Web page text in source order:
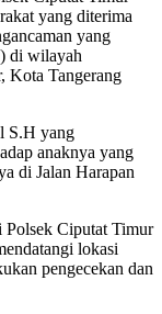
yang diterima
yang
di wilayah
Kota Tangerang
S.H yang
anaknya yang
di Jalan Harapan
Polsek Ciputat Timur
lokasi
pengecekan dan